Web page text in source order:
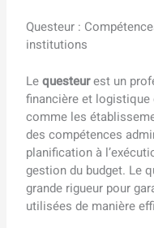
Questeur :
institutions
Lequesteurest un
financière et
comme les
des compétences
planification à
gestion du budget. Le
grande rigueur pour
utilisées de manière